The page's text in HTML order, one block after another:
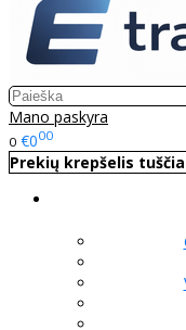
Mano paskyra
0 €000
Prekių krepšelis